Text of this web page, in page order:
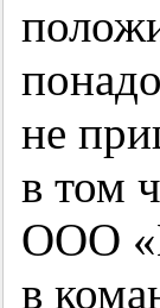
не
в том
ООО
в